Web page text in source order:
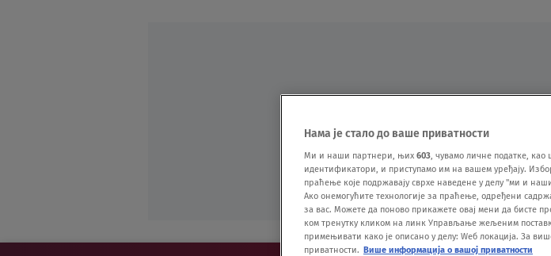
Нама је стало до ваше приватности
Ми и наши партнери, њих 603, чувамо личне податке, као
идентификатори, и приступамо им на вашем уређају.
праћење које подржавају сврхе наведене у делу "ми и
Ако онемогућите технологије за праћење, одређени
за вас. Можете да поново прикажете овај мени да бисте
ком тренутку кликом на линк Управљање жељеним
примењивати како је описано у делу: Wеб локација. За
приватности. Више информација о вашој приватности